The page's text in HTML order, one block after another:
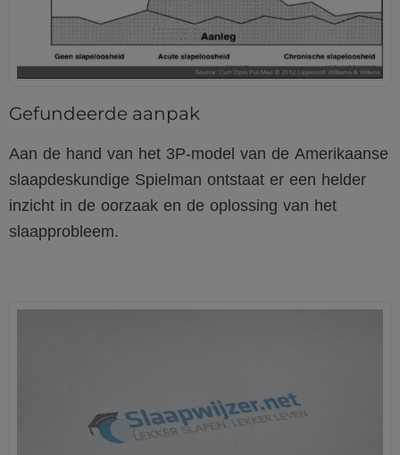
Gefundeerde aanpak
Aan de hand van het 3P-model van de Amerikaanse
slaapdeskundige Spielman ontstaat er een helder
inzicht in de oorzaak en de oplossing van het
slaapprobleem.